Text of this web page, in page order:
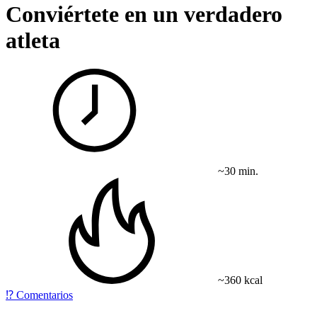
Conviértete en un verdadero
atleta
~30 min.
~360 kcal
⁉️ Comentarios